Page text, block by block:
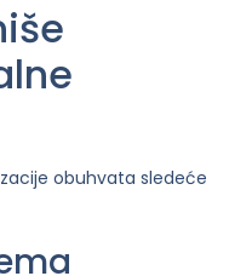
obuhvata sledeće